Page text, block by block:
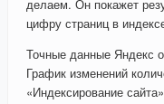
делаем. Он покажет
цифру страниц в
Точные данные Яндекс
График изменений
«Индексирование